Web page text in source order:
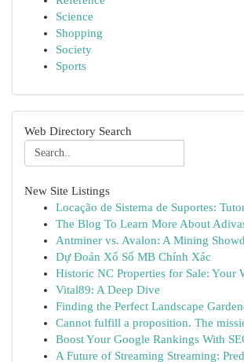
Science
Shopping
Society
Sports
Web Directory Search
New Site Listings
Locação de Sistema de Suportes:
The Blog To Learn More About
Antminer vs. Avalon: A Mining
Dự Đoán Xổ Số MB Chính Xác
Historic NC Properties for Sale: Your
Vital89: A Deep Dive
Finding the Perfect Landscape
Cannot fulfill a proposition. The
Boost Your Google Rankings With
A Future of Streaming Streaming: